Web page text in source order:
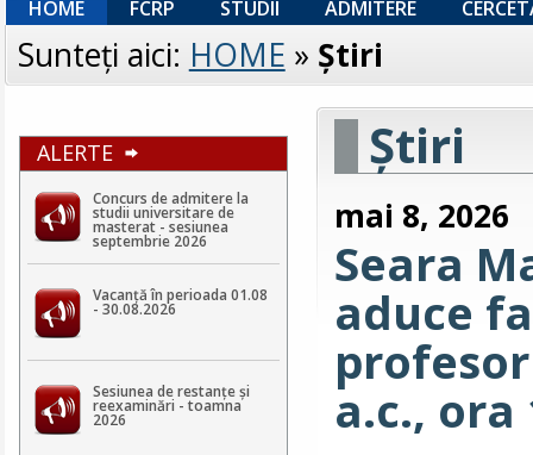
HOME FCRP STUDII ADMITERE
Sunteţi aici: HOME » Ştiri
ALERTE
Concurs de admitere la
studii universitare de
masterat - sesiunea
septembrie 2026
Vacanță în perioada 01.08
- 30.08.2026
Sesiunea de restanțe și
reexaminări - toamna
2026
Ştiri
mai 8, 2026
Seara
aduce
a.c., ora